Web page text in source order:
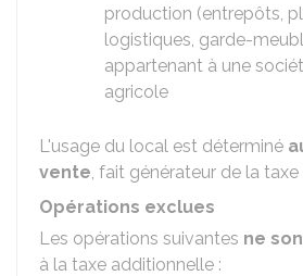
production (entrepôts,
logistiques, garde-
appartenant à une
agricole
L'usage du local est déterminé
vente, fait générateur de la
Opérations exclues
Les opérations suivantes ne
à la taxe additionnelle :